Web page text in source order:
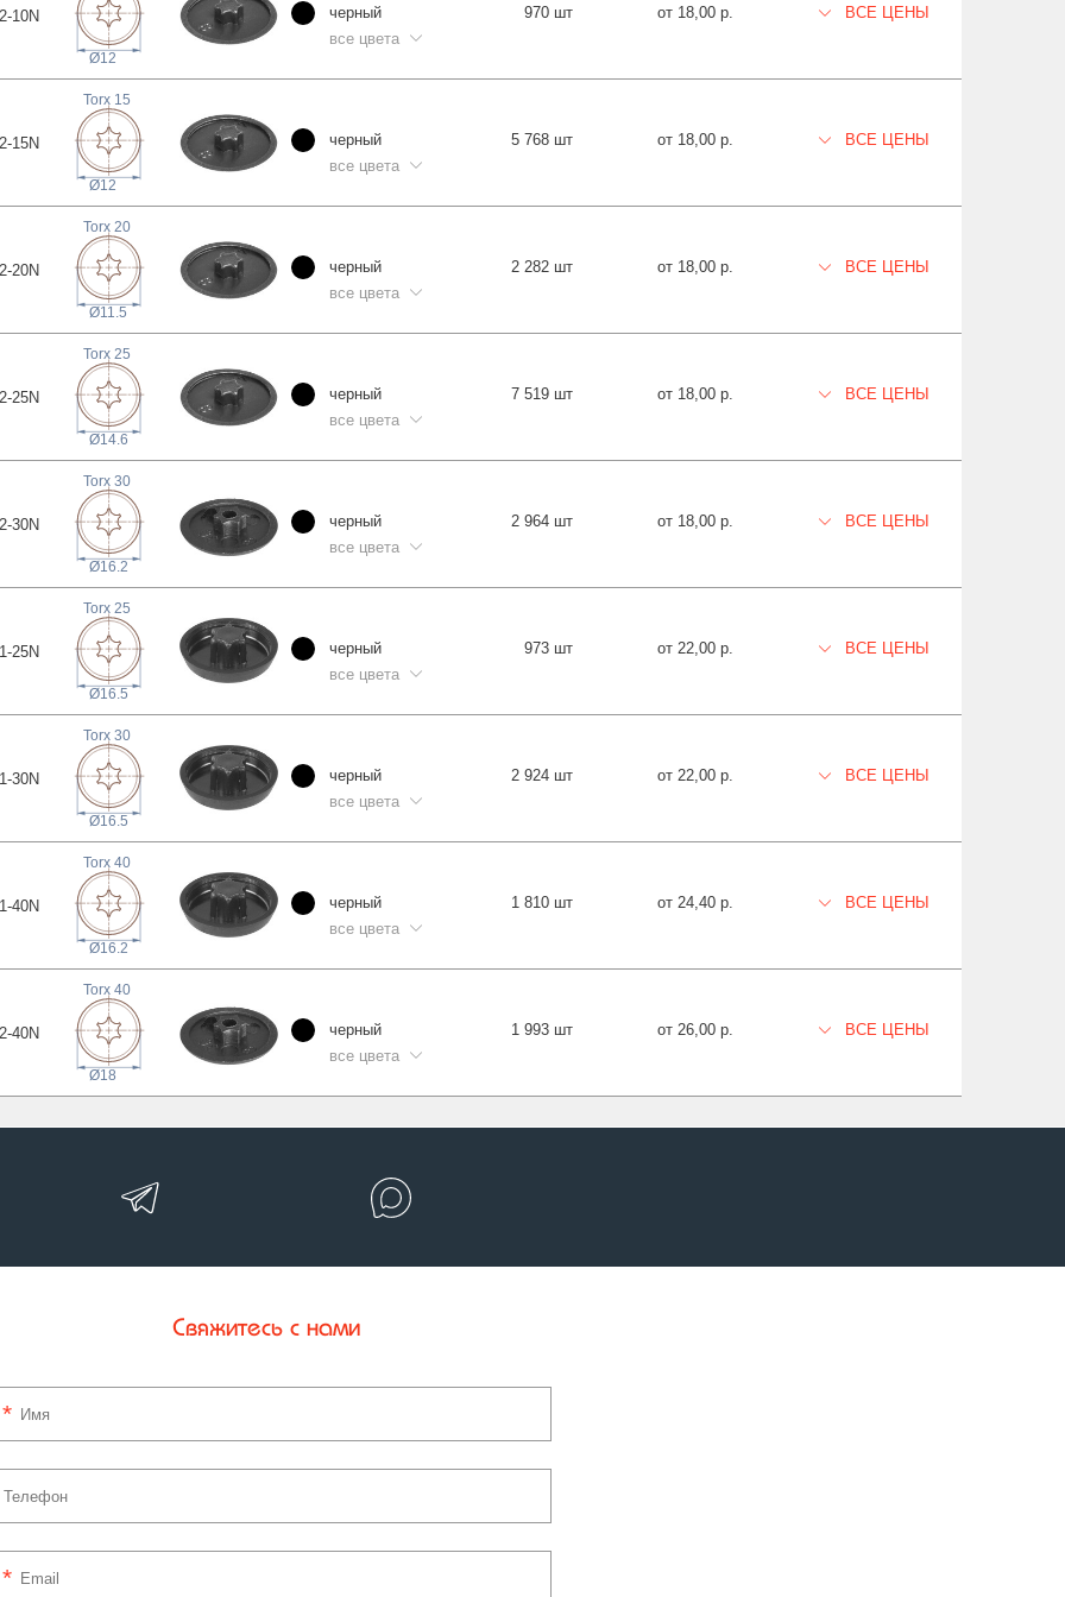
10N
Ø12
черный
все цвета
970 шт от 18,00 р. ВСЕ ЦЕНЫ
15N
Ø12
Torx 15
черный
все цвета
5 768 шт от 18,00 р. ВСЕ ЦЕНЫ
20N
Ø11.5
Torx 20
черный
все цвета
2 282 шт от 18,00 р. ВСЕ ЦЕНЫ
25N
Ø14.6
Torx 25
черный
все цвета
7 519 шт от 18,00 р. ВСЕ ЦЕНЫ
30N
Ø16.2
Torx 30
черный
все цвета
2 964 шт от 18,00 р. ВСЕ ЦЕНЫ
25N
Ø16.5
Torx 25
черный
все цвета
973 шт от 22,00 р. ВСЕ ЦЕНЫ
30N
Ø16.5
Torx 30
черный
все цвета
2 924 шт от 22,00 р. ВСЕ ЦЕНЫ
40N
Ø16.2
Torx 40
черный
все цвета
1 810 шт от 24,40 р. ВСЕ ЦЕНЫ
40N
Ø18
Torx 40
черный
все цвета
1 993 шт от 26,00 р. ВСЕ ЦЕНЫ
Свяжитесь с нами